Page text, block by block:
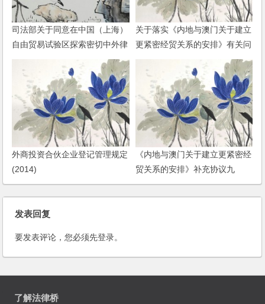
司法部关于同意在中国（上海）
自由贸易试验区探索密切中外律
师事务所业务合作方式和机制试
点工作方案的批复
关于落实《内地与澳门关于建立
更紧密经贸关系的安排》有关问
外商投资合伙企业登记管理规定
(2014)
《内地与澳门关于建立更紧密经
贸关系的安排》补充协议九
发表回复
要发表评论，您必须先登录。
了解法律桥